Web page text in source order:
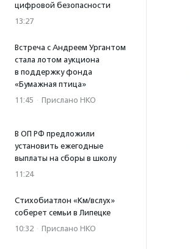
цифровой безопасности
13:27
Встреча с Андреем Ургантом
стала лотом аукциона
в поддержку фонда
«Бумажная птица»
11:45 · Прислано НКО
В ОП РФ предложили
установить ежегодные
выплаты на сборы в школу
11:24
Стихобиатлон «Км/вслух»
соберет семьи в Липецке
10:32 · Прислано НКО